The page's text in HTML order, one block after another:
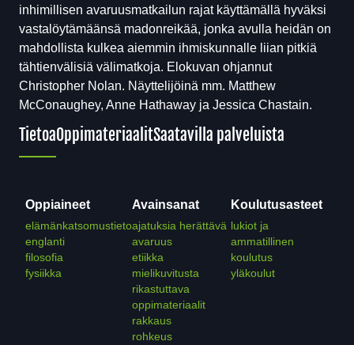
inhimillisen avaruusmatkailun rajat käyttämällä hyväksi
vastalöytämäänsä madonreikää, jonka avulla heidän on
mahdollista kulkea aiemmin ihmiskunnalle liian pitkiä
tähtienvälisiä välimatkoja. Elokuvan ohjannut
Christopher Nolan. Näyttelijöinä mm. Matthew
McConaughey, Anne Hathaway ja Jessica Chastain.
TietoaOppimateriaalitSaatavilla palveluista
Oppiaineet
elämänkatsomustieto
englanti
filosofia
fysiikka
Avainsanat
ajatuksia herättävä
avaruus
etiikka
mielikuvitusta
rikastuttava
oppimateriaalit
rakkaus
rohkeus
Koulutusasteet
lukiot ja
ammatillinen
koulutus
yläkoulut